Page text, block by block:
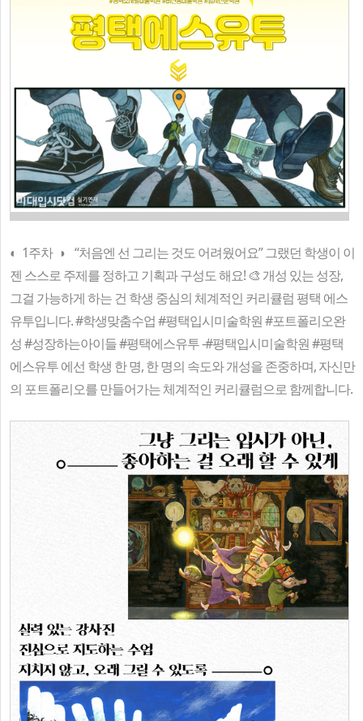
◐ 1주차 ◑ “처음엔 선 그리는 것도 어려웠어요” 그랬던 학생이 이
젠 스스로 주제를 정하고 기획과 구성도 해요! 🎨 개성 있는 성장,
그걸 가능하게 하는 건 학생 중심의 체계적인 커리큘럼 평택 에스
유투입니다. #학생맞춤수업 #평택입시미술학원 #포트폴리오완
성 #성장하는아이들 #평택에스유투 -#평택입시미술학원 #평택
에스유투 에선 학생 한 명, 한 명의 속도와 개성을 존중하며, 자신만
의 포트폴리오를 만들어가는 체계적인 커리큘럼으로 함께합니다.